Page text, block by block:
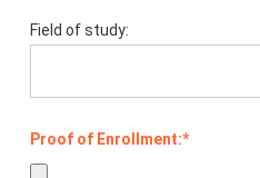
Field of study:
Proof of Enrollment:*